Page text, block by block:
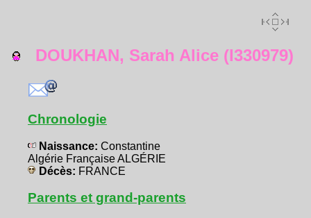
DOUKHAN, Sarah Alice (I330979)
Chronologie
Naissance: Constantine
Algérie Française ALGÉRIE
Décès: FRANCE
Parents et grand-parents